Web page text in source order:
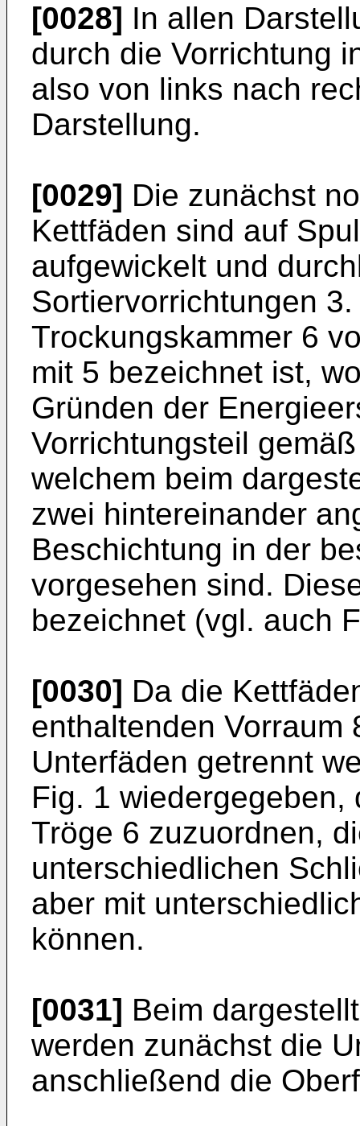
[0028] In allen
durch die Vorrichtung
also von links nach
Darstellung.
[0029] Die zunächst
Kettfäden sind auf
aufgewickelt und
Sortiervorrichtungen
Trockungskammer 6
mit 5 bezeichnet ist,
Gründen der
Vorrichtungsteil
welchem beim
zwei hintereinander
Beschichtung in der
vorgesehen sind.
bezeichnet (vgl. auch
[0030] Da die
enthaltenden Vorraum
Unterfäden getrennt
Fig. 1
Tröge 6 zuzuordnen,
unterschiedlichen
aber mit
können.
[0031] Beim
werden zunächst die
anschließend die